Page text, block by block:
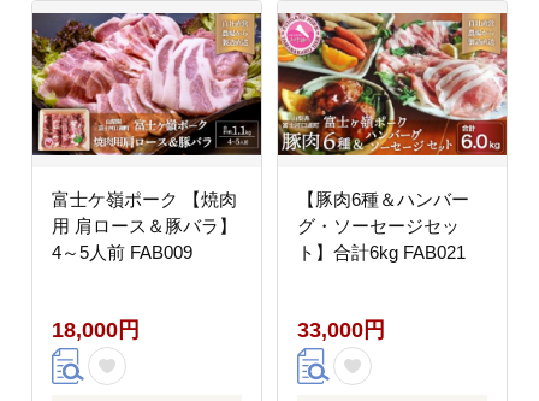
富士ケ嶺ポーク 【焼肉
用 肩ロース＆豚バラ】
4～5人前 FAB009
18,000円
【豚肉6種＆ハンバー
グ・ソーセージセッ
ト】合計6kg FAB021
33,000円